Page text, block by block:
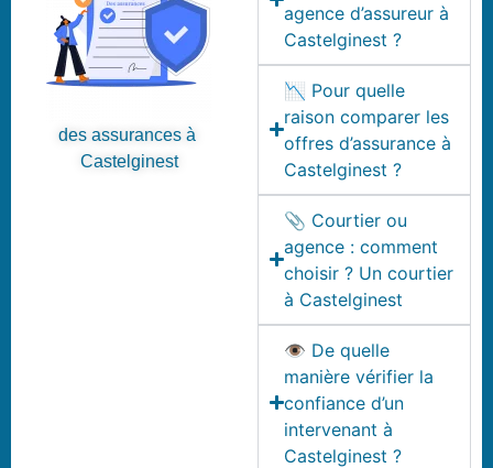
des assurances à
Castelginest
agence d’assureur à
Castelginest ?
📉 Pour quelle
raison comparer les
offres d’assurance à
Castelginest ?
📎 Courtier ou
agence : comment
choisir ? Un courtier
à Castelginest
👁️ De quelle
manière vérifier la
confiance d’un
intervenant à
Castelginest ?